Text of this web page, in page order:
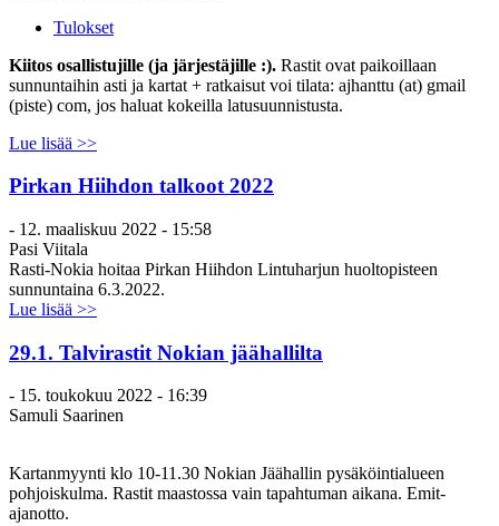
Tulokset
Kiitos osallistujille (ja järjestäjille :). Rastit ovat paikoillaan
sunnuntaihin asti ja kartat + ratkaisut voi tilata: ajhanttu (at) gmail
(piste) com, jos haluat kokeilla latusuunnistusta.
Lue lisää >>
Pirkan Hiihdon talkoot 2022
- 12. maaliskuu 2022 - 15:58
Pasi Viitala
Rasti-Nokia hoitaa Pirkan Hiihdon Lintuharjun huoltopisteen
sunnuntaina 6.3.2022.
Lue lisää >>
29.1. Talvirastit Nokian jäähallilta
- 15. toukokuu 2022 - 16:39
Samuli Saarinen
Kartanmyynti klo 10-11.30 Nokian Jäähallin pysäköintialueen
pohjoiskulma. Rastit maastossa vain tapahtuman aikana. Emit-
ajanotto.